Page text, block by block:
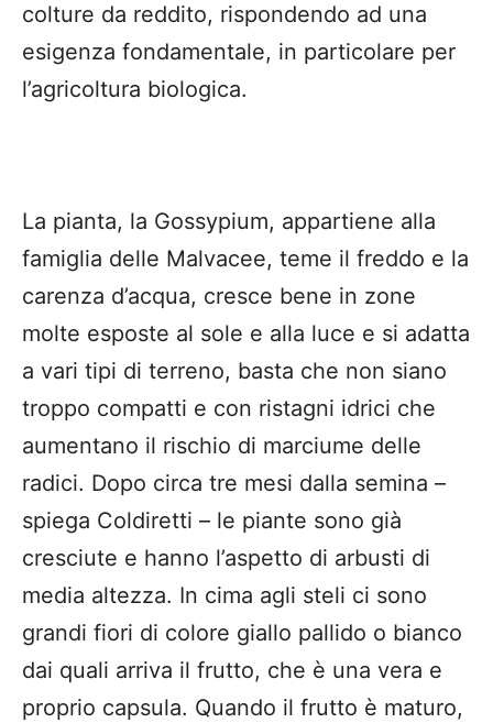
colture da reddito, rispondendo ad una
esigenza fondamentale, in particolare per
l’agricoltura biologica.
La pianta, la Gossypium, appartiene alla
famiglia delle Malvacee, teme il freddo e la
carenza d’acqua, cresce bene in zone
molte esposte al sole e alla luce e si adatta
a vari tipi di terreno, basta che non siano
troppo compatti e con ristagni idrici che
aumentano il rischio di marciume delle
radici. Dopo circa tre mesi dalla semina –
spiega Coldiretti – le piante sono già
cresciute e hanno l’aspetto di arbusti di
media altezza. In cima agli steli ci sono
grandi fiori di colore giallo pallido o bianco
dai quali arriva il frutto, che è una vera e
proprio capsula. Quando il frutto è maturo,